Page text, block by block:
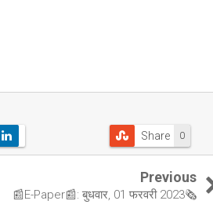
0
Share
Previous
📰E-Paper📰: बुधवार, 01 फरवरी 2023🗞